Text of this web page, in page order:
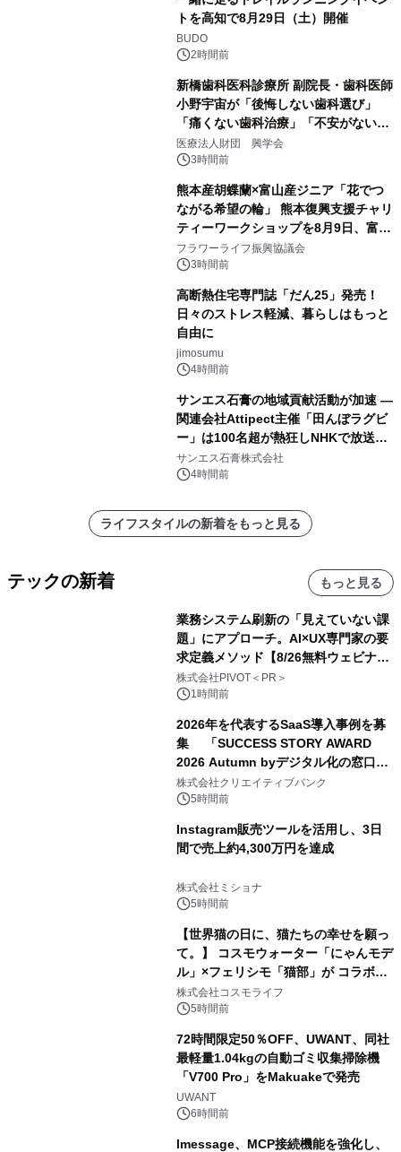
トを高知で8月29日（土）開催
BUDO
2時間前
新橋歯科医科診療所 副院長・歯科医師
小野宇宙が「後悔しない歯科選び」
「痛くない歯科治療」「不安がない治
療計画」をテーマに専門監修
医療法人財団 興学会
3時間前
熊本産胡蝶蘭×富山産ジニア「花でつ
ながる希望の輪」 熊本復興支援チャリ
ティーワークショップを8月9日、富
山・射水で開催
フラワーライフ振興協議会
3時間前
高断熱住宅専門誌「だん25」発売！
日々のストレス軽減、暮らしはもっと
自由に
jimosumu
4時間前
サンエス石膏の地域貢献活動が加速 ―
関連会社Attipect主催「田んぼラグビ
ー」は100名超が熱狂しNHKで放送さ
れました。
サンエス石膏株式会社
4時間前
ライフスタイルの新着をもっと見る
テックの新着 もっと見る
業務システム刷新の「見えていない課
題」にアプローチ。AI×UX専門家の要
求定義メソッド【8/26無料ウェビナ
ー】株式会社PIVOT
株式会社PIVOT＜PR＞
1時間前
2026年を代表するSaaS導入事例を募
集 「SUCCESS STORY AWARD
2026 Autumn byデジタル化の窓口」
開催
株式会社クリエイティブバンク
5時間前
Instagram販売ツールを活用し、3日
間で売上約4,300万円を達成
株式会社ミショナ
5時間前
【世界猫の日に、猫たちの幸せを願っ
て。】 コスモウォーター「にゃんモデ
ル」×フェリシモ「猫部」が コラボキ
ャンペーンを実施
株式会社コスモライフ
5時間前
72時間限定50％OFF、UWANT、同社
最軽量1.04kgの自動ゴミ収集掃除機
「V700 Pro」をMakuakeで発売
UWANT
6時間前
lmessage、MCP接続機能を強化し、